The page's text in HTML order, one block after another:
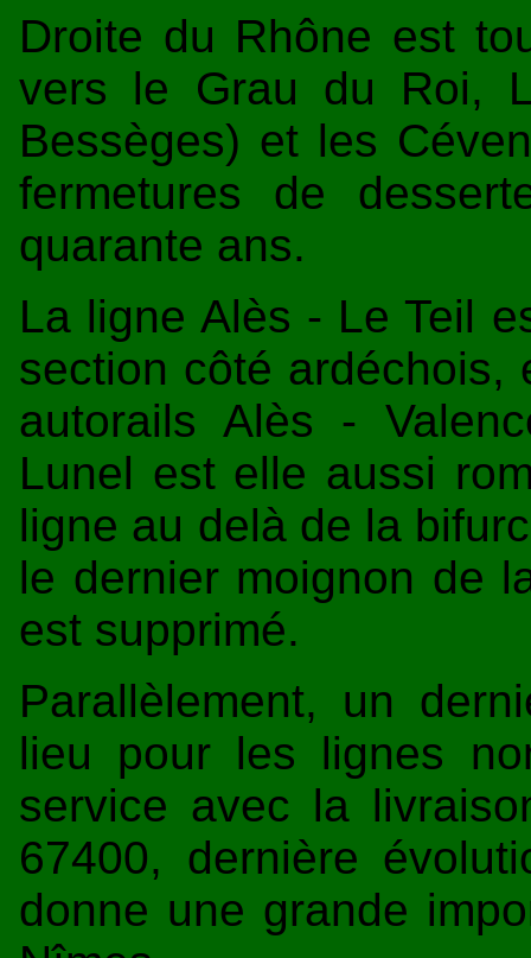
Droite du Rhône est
vers le Grau du Roi,
Bessèges) et les
fermetures de
quarante ans.
La ligne Alès - Le Teil
section côté ardéchois,
autorails Alès -
Lunel est elle aussi
ligne au delà de la
le dernier moignon de
est supprimé.
Parallèlement, un
lieu pour les lignes
service avec la
67400, dernière
donne une grande